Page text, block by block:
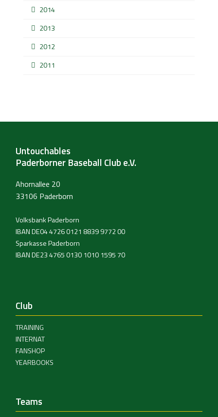
2014
2013
2012
2011
Untouchables
Paderborner Baseball Club e.V.
Ahornallee 20
33106 Paderborn
Volksbank Paderborn
IBAN DE04 4726 0121 8839 9772 00
Sparkasse Paderborn
IBAN DE23 4765 0130 1010 1595 70
Club
TRAINING
INTERNAT
FANSHOP
YEARBOOKS
Teams